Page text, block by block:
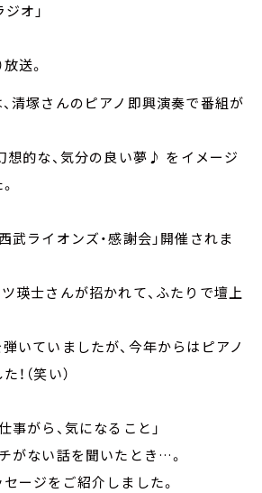
オ」
送。
清塚さんのピアノ即興演奏で番組が
的な、気分の良い夢♪ をイメージ
武ライオンズ・感謝会」開催されま
瑛士さんが招かれて、ふたりで壇上
いていましたが、今年からはピアノ
（笑い）
事がら、気になること」
がない話を聞いたとき…。
ージをご紹介しました。